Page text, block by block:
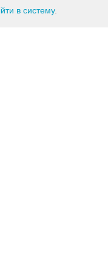
в систему.